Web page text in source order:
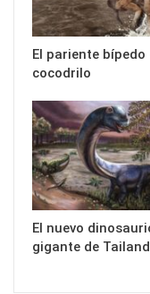
El pariente bípedo
cocodrilo
El nuevo
gigante de